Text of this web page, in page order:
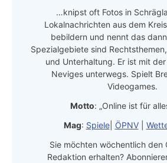
…knipst oft Fotos in
Lokalnachrichten aus dem
bebildern und nennt das dann
Spezialgebiete sind
und Unterhaltung. Er ist mit
Neviges unterwegs. Spielt
Videogames.
Motto: „Online ist für
Mag: Spiele| ÖPNV|
Sie möchten wöchentlich den
Redaktion erhalten?